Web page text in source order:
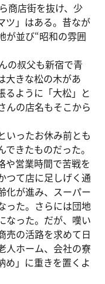
商店街を抜け、少
ツ」はある。昔なが
が並び“昭和の雰囲
の叔父も新宿で青
大きな松の木があ
るように「大松」と
んの店名もそこから
いったお休み前とも
きたものだった。
や営業時間で苦戦を
つて店に足しげく通
化が進み、スーパー
った。さらには団地
なった。だが、嘆い
売の活路を求めて日
人ホーム、会社の寮
め」に重きを置くよ